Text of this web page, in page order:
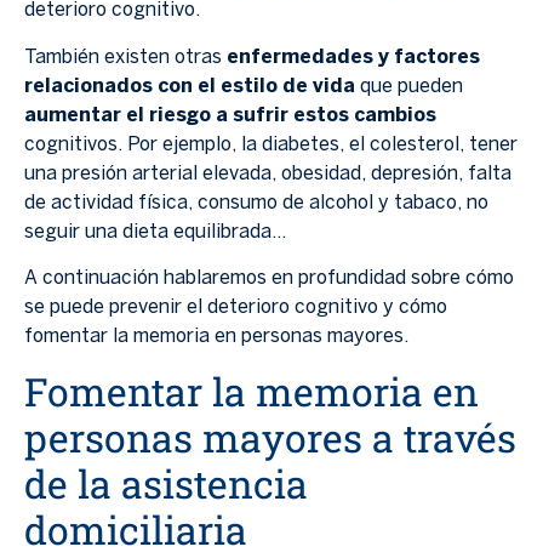
deterioro cognitivo.
También existen otras enfermedades y factores
relacionados con el estilo de vida que pueden
aumentar el riesgo a sufrir estos cambios
cognitivos. Por ejemplo, la diabetes, el colesterol, tener
una presión arterial elevada, obesidad, depresión, falta
de actividad física, consumo de alcohol y tabaco, no
seguir una dieta equilibrada…
A continuación hablaremos en profundidad sobre cómo
se puede prevenir el deterioro cognitivo y cómo
fomentar la memoria en personas mayores.
Fomentar la memoria en
personas mayores a través
de la asistencia
domiciliaria